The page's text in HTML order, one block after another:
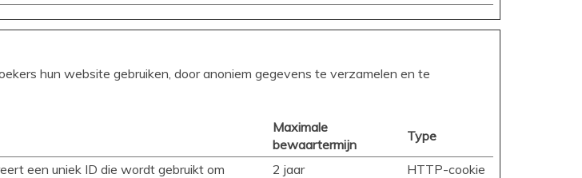
hun website gebruiken, door anoniem gegevens te verzamelen en te
Maximale
bewaartermijn
Type
een uniek ID die wordt gebruikt om
2 jaar HTTP-cookie